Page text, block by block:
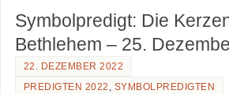
Symbolpredigt: Die
Bethlehem – 25.
22. DEZEMBER 2022
PREDIGTEN 2022 , SYMBOLPREDIGTEN